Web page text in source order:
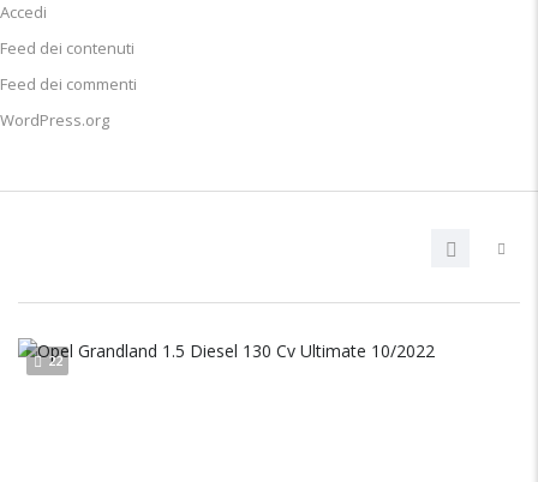
Accedi
Feed dei contenuti
Feed dei commenti
WordPress.org
22